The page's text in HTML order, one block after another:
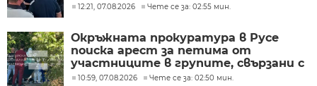
12:21, 07.08.2026 Чете се за: 02:55 мин.
Окръжната прокуратура в Русе
поиска арест за петима от
участниците в групите, свързани с
разбитата лаборатория за
10:59, 07.08.2026 Чете се за: 02:50 мин.